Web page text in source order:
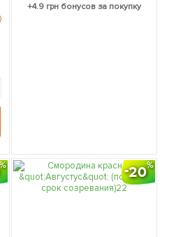
+4.9грн бонусов за покупку
20